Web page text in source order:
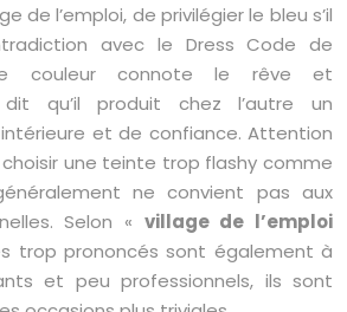
de l’emploi, de privilégier le bleu s’il
avec le Dress Code de
couleur connote le rêve et
dit qu’il produit chez l’autre un
et de confiance. Attention
une teinte trop flashy comme
ne convient pas aux
Selon « village de l’emploi
trop prononcés sont également à
et peu professionnels, ils sont